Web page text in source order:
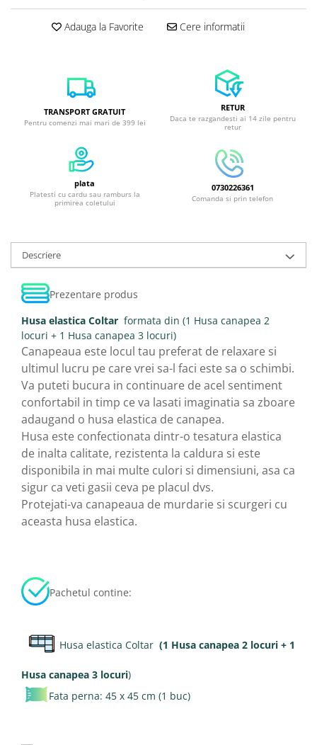
Adauga la Favorite Cere informatii
TRANSPORT GRATUIT
Pentru comenzi mai mari de 399 lei
RETUR
Daca te razgandesti ai 14 zile pentru
retur
plata
Platesti cu cardu sau ramburs la
primirea coletului
0730226361
Comanda si prin telefon
Descriere
Prezentare produs
Husa elastica Coltar formata din (1 Husa canapea 2
locuri + 1 Husa canapea 3 locuri)
Canapeaua este locul tau preferat de relaxare si
ultimul lucru pe care vrei sa-l faci este sa o schimbi.
Va puteti bucura in continuare de acel sentiment
confortabil in timp ce va lasati imaginatia sa zboare
adaugand o husa elastica de canapea.
Husa este confectionata dintr-o tesatura elastica
de inalta calitate, rezistenta la caldura si este
disponibila in mai multe culori si dimensiuni, asa ca
sigur ca veti gasii ceva pe placul dvs.
Protejati-va canapeaua de murdarie si scurgeri cu
aceasta husa elastica.
Pachetul contine:
Husa elastica Coltar (1 Husa canapea 2 locuri + 1
Husa canapea 3 locuri)
Fata perna: 45 x 45 cm (1 buc)